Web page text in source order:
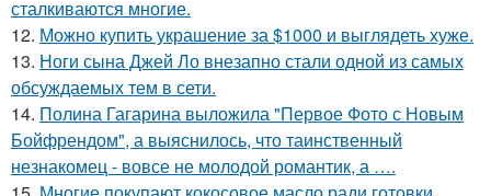
сталкиваются многие.
12. Можно купить украшение за $1000 и выглядеть хуже.
13. Ноги сына Джей Ло внезапно стали одной из самых
обсуждаемых тем в сети.
14. Полина Гагарина выложила "Первое Фото с Новым
Бойфрендом", а выяснилось, что таинственный
незнакомец - вовсе не молодой романтик, а ….